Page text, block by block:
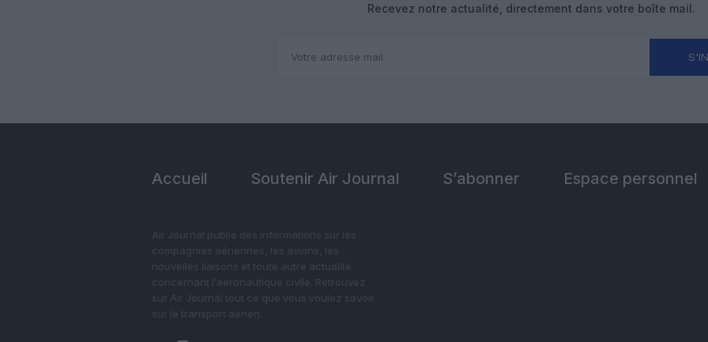
Recevez notre actualité, directement dans votre boîte mail.
Accueil Soutenir Air Journal S’abonner Espace personnel